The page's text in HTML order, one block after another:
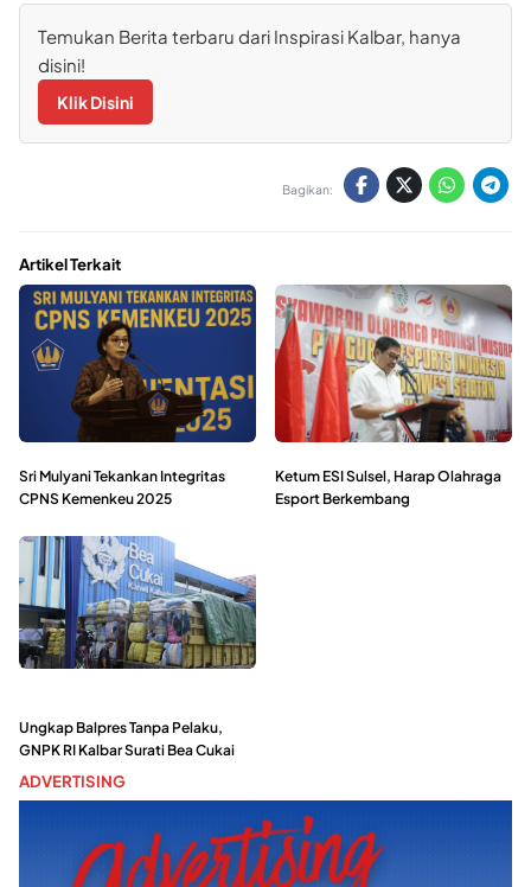
Temukan Berita terbaru dari Inspirasi Kalbar, hanya
disini!
Klik Disini
Bagikan:
Artikel Terkait
Sri Mulyani Tekankan Integritas
CPNS Kemenkeu 2025
Ketum ESI Sulsel, Harap Olahraga
Esport Berkembang
Ungkap Balpres Tanpa Pelaku,
GNPK RI Kalbar Surati Bea Cukai
ADVERTISING